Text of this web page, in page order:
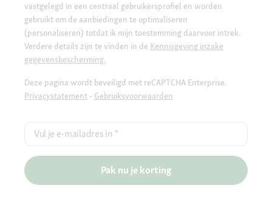
vastgelegd in een centraal gebruikersprofiel en worden
gebruikt om de aanbiedingen te optimaliseren
(personaliseren) totdat ik mijn toestemming daarvoor intrek.
Verdere details zijn te vinden in de Kennisgeving inzake
gegevensbescherming.
Deze pagina wordt beveiligd met reCAPTCHA Enterprise.
Privacystatement - Gebruiksvoorwaarden
Vul je e-mailadres in *
Pak nu je korting